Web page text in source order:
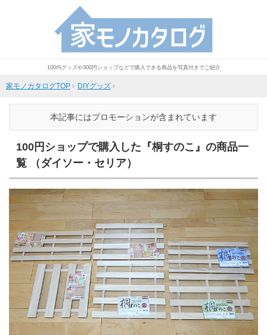
100均グッズや300円ショップなどで購入できる商品を写真付きでご紹介
家モノカタログTOP › DIYグッズ ›
本記事にはプロモーションが含まれています
100円ショップで購入した『桐すのこ』の商品一
覧 （ダイソー・セリア）